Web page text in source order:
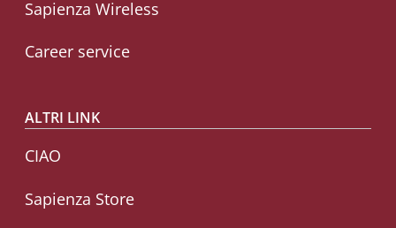
Sapienza Wireless
Career service
ALTRI LINK
CIAO
Sapienza Store